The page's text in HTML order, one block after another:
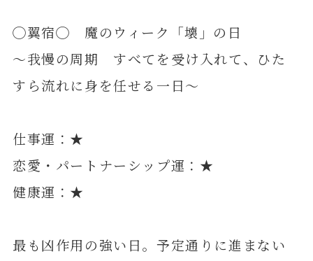
◯翼宿◯ 魔のウィーク「壊」の日
～我慢の周期 すべてを受け入れて、ひた
すら流れに身を任せる一日～
仕事運：★
恋愛・パートナーシップ運：★
健康運：★
最も凶作用の強い日。予定通りに進まない